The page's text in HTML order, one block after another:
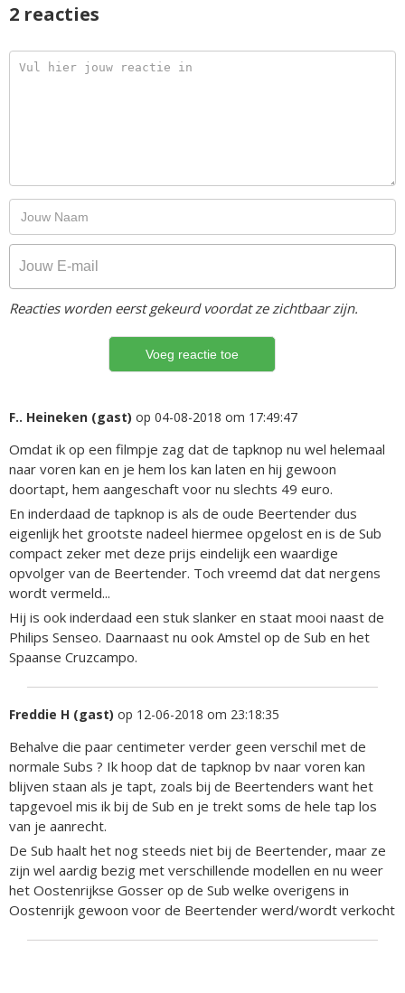
2 reacties
Reacties worden eerst gekeurd voordat ze zichtbaar zijn.
F.. Heineken (gast) op 04-08-2018 om 17:49:47
Omdat ik op een filmpje zag dat de tapknop nu wel helemaal
naar voren kan en je hem los kan laten en hij gewoon
doortapt, hem aangeschaft voor nu slechts 49 euro.
En inderdaad de tapknop is als de oude Beertender dus
eigenlijk het grootste nadeel hiermee opgelost en is de Sub
compact zeker met deze prijs eindelijk een waardige
opvolger van de Beertender. Toch vreemd dat dat nergens
wordt vermeld...
Hij is ook inderdaad een stuk slanker en staat mooi naast de
Philips Senseo. Daarnaast nu ook Amstel op de Sub en het
Spaanse Cruzcampo.
Freddie H (gast) op 12-06-2018 om 23:18:35
Behalve die paar centimeter verder geen verschil met de
normale Subs ? Ik hoop dat de tapknop bv naar voren kan
blijven staan als je tapt, zoals bij de Beertenders want het
tapgevoel mis ik bij de Sub en je trekt soms de hele tap los
van je aanrecht.
De Sub haalt het nog steeds niet bij de Beertender, maar ze
zijn wel aardig bezig met verschillende modellen en nu weer
het Oostenrijkse Gosser op de Sub welke overigens in
Oostenrijk gewoon voor de Beertender werd/wordt verkocht